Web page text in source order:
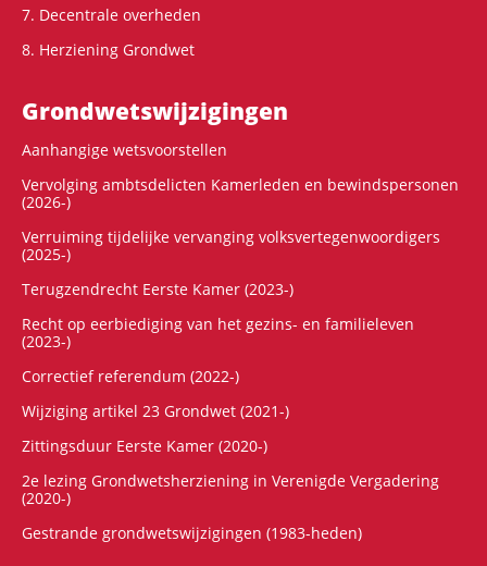
7. Decentrale overheden
8. Herziening Grondwet
Grondwets­wijzigingen
Aanhangige wetsvoorstellen
Vervolging ambtsdelicten Kamerleden en bewindspersonen
(2026-)
Verruiming tijdelijke vervanging volksvertegenwoordigers
(2025-)
Terugzendrecht Eerste Kamer (2023-)
Recht op eerbiediging van het gezins- en familieleven
(2023-)
Correctief referendum (2022-)
Wijziging artikel 23 Grondwet (2021-)
Zittingsduur Eerste Kamer (2020-)
2e lezing Grondwetsherziening in Verenigde Vergadering
(2020-)
Gestrande grondwetswijzigingen (1983-heden)